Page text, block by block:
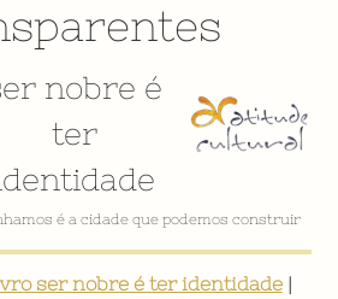
nobre é
ter
é a cidade que podemos construir
ser nobre é ter identidade|